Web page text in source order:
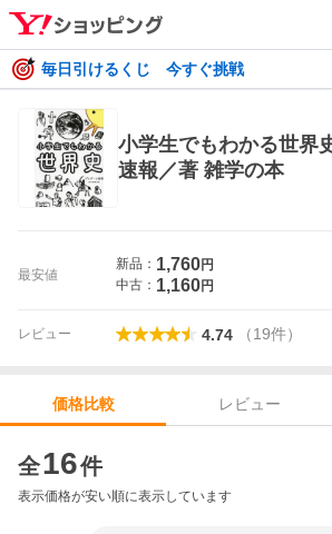
毎日引けるくじ 今すぐ挑戦
小学生でもわかる世界
速報／著 雑学の本
最安値
新品： 1,760円
中古： 1,160円
レビュー 4.74 （19件）
価格比較 レビュー
全16件
表示価格が安い順に表示しています